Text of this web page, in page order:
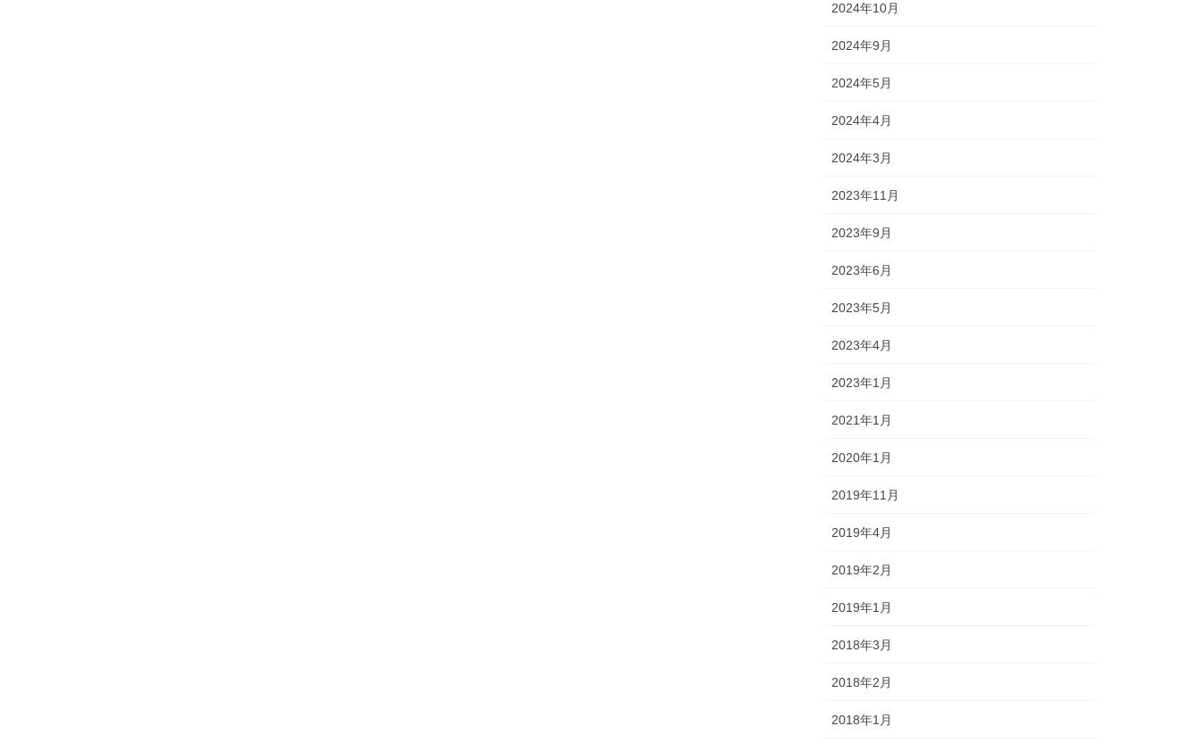
2024年10月
2024年9月
2024年5月
2024年4月
2024年3月
2023年11月
2023年9月
2023年6月
2023年5月
2023年4月
2023年1月
2021年1月
2020年1月
2019年11月
2019年4月
2019年2月
2019年1月
2018年3月
2018年2月
2018年1月